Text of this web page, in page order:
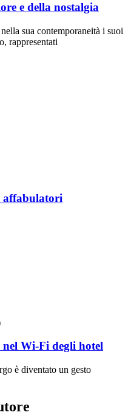
e della nostalgia
sua contemporaneità i suoi
rappresentati
nel Wi-Fi degli hotel
è diventato un gesto